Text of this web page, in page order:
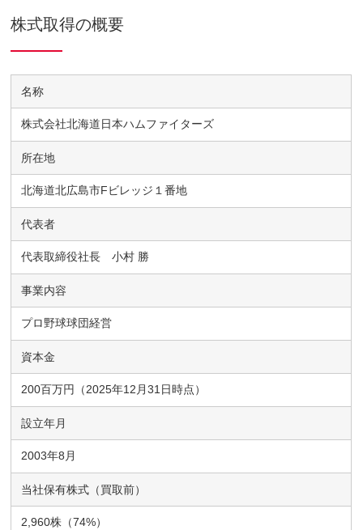
株式取得の概要
名称
株式会社北海道日本ハムファイターズ
所在地
北海道北広島市Fビレッジ１番地
代表者
代表取締役社長 小村 勝
事業内容
プロ野球球団経営
資本金
200百万円（2025年12月31日時点）
設立年月
2003年8月
当社保有株式（買取前）
2,960株（74%）